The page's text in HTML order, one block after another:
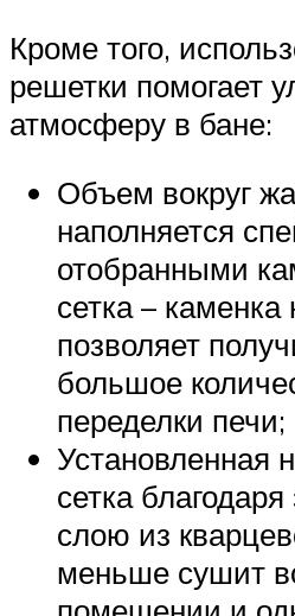
Кроме того,
решетки помогает
атмосферу в бане:
Объем вокруг
наполняется
отобранными
сетка – каменка
позволяет
большое
переделки печи;
Установленная
сетка
слою из
меньше сушит